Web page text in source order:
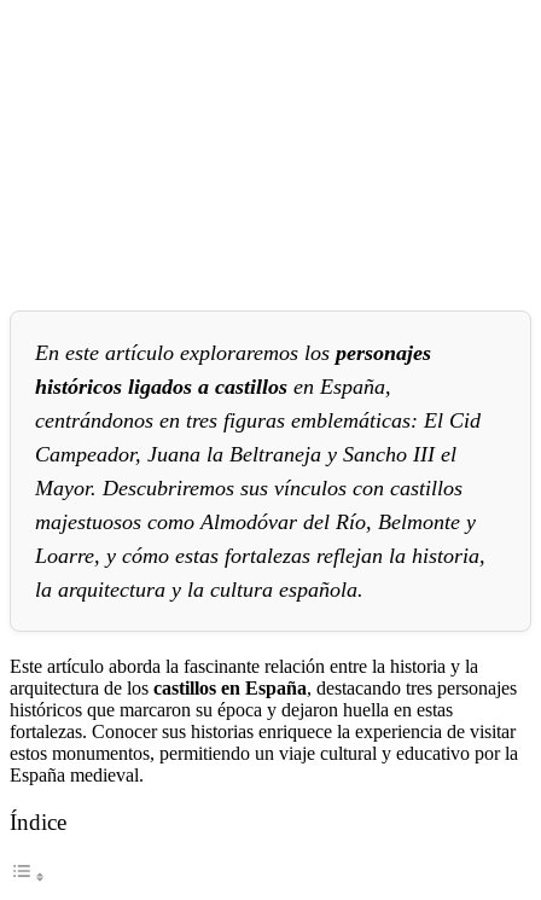
En este artículo exploraremos los personajes
históricos ligados a castillos en España,
centrándonos en tres figuras emblemáticas: El Cid
Campeador, Juana la Beltraneja y Sancho III el
Mayor. Descubriremos sus vínculos con castillos
majestuosos como Almodóvar del Río, Belmonte y
Loarre, y cómo estas fortalezas reflejan la historia,
la arquitectura y la cultura española.
Este artículo aborda la fascinante relación entre la historia y la
arquitectura de los castillos en España, destacando tres personajes
históricos que marcaron su época y dejaron huella en estas
fortalezas. Conocer sus historias enriquece la experiencia de visitar
estos monumentos, permitiendo un viaje cultural y educativo por la
España medieval.
Índice